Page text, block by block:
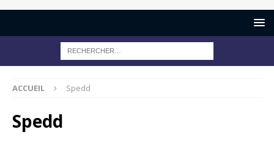
ACCUEIL Spedd
Spedd